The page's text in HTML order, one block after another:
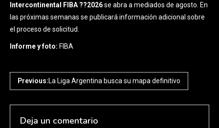
Intercontinental FIBA ??2026se abra a mediados de agosto. En
las próximas semanas se publicará información adicional sobre
el proceso de solicitud.
Informe y foto: FIBA
Previous:La Liga Argentina busca su mapa definitivo
Deja un comentario